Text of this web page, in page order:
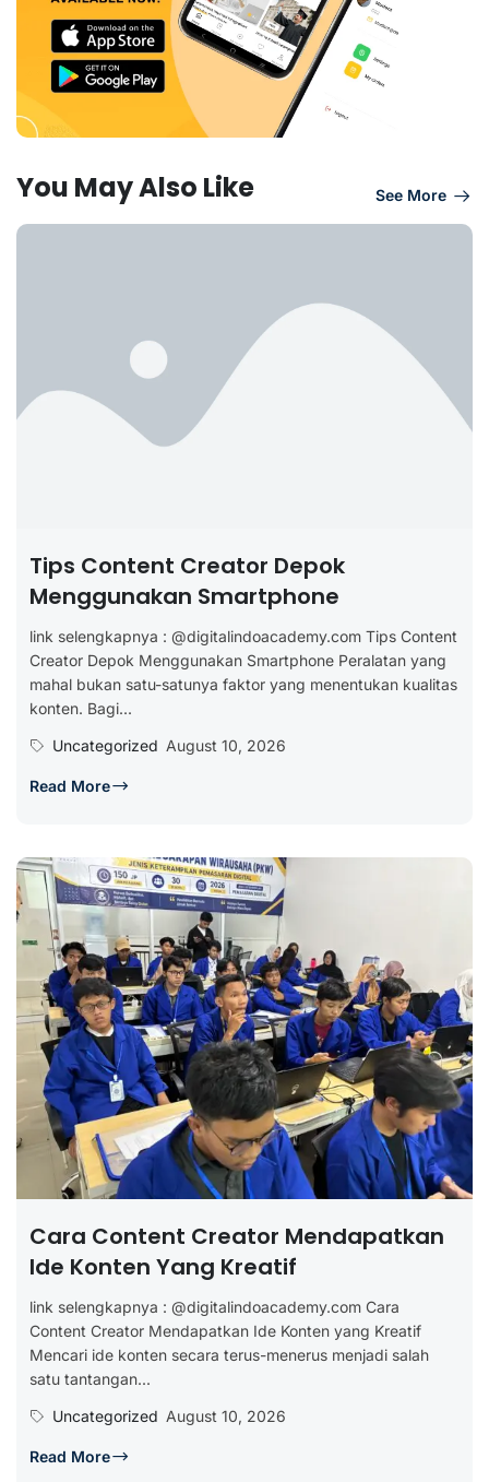
You May Also Like See More
Tips Content Creator Depok
Menggunakan Smartphone
link selengkapnya : @digitalindoacademy.com Tips Content
Creator Depok Menggunakan Smartphone Peralatan yang
mahal bukan satu-satunya faktor yang menentukan kualitas
konten. Bagi...
Uncategorized August 10, 2026
Read More
Cara Content Creator Mendapatkan
Ide Konten Yang Kreatif
link selengkapnya : @digitalindoacademy.com Cara
Content Creator Mendapatkan Ide Konten yang Kreatif
Mencari ide konten secara terus-menerus menjadi salah
satu tantangan...
Uncategorized August 10, 2026
Read More